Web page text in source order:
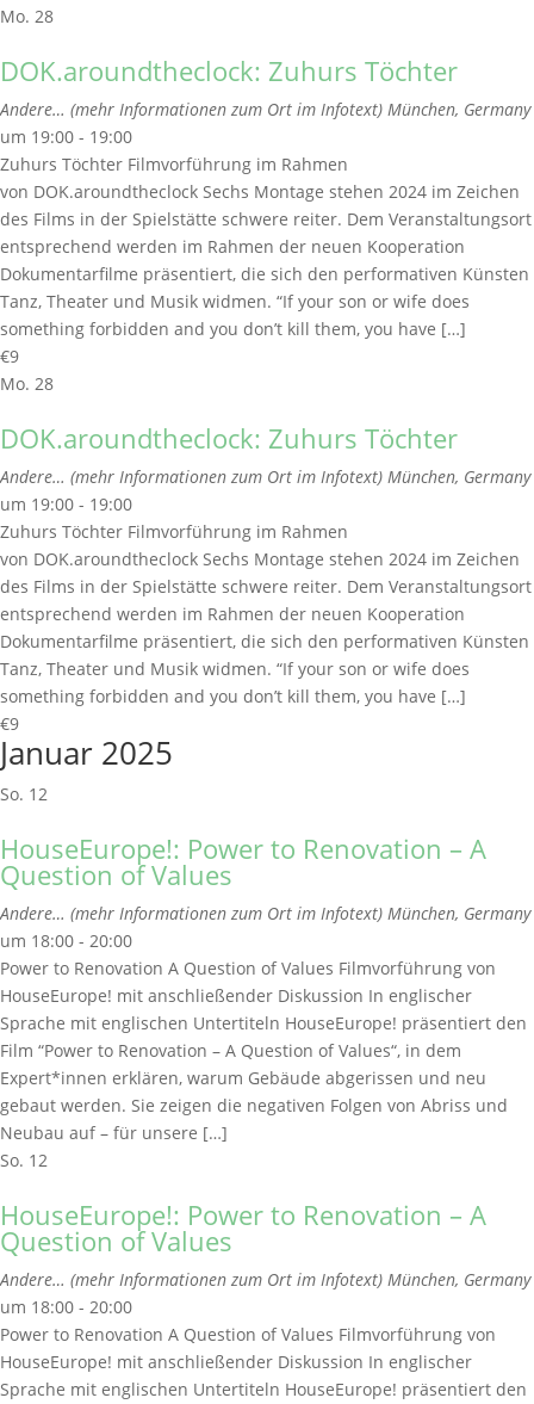
Mo. 28
DOK.aroundtheclock: Zuhurs Töchter
Andere… (mehr Informationen zum Ort im Infotext) München, Germany
um 19:00 - 19:00
Zuhurs Töchter Filmvorführung im Rahmen
von DOK.aroundtheclock Sechs Montage stehen 2024 im Zeichen
des Films in der Spielstätte schwere reiter. Dem Veranstaltungsort
entsprechend werden im Rahmen der neuen Kooperation
Dokumentarfilme präsentiert, die sich den performativen Künsten
Tanz, Theater und Musik widmen. “If your son or wife does
something forbidden and you don’t kill them, you have […]
€9
Mo. 28
DOK.aroundtheclock: Zuhurs Töchter
Andere… (mehr Informationen zum Ort im Infotext) München, Germany
um 19:00 - 19:00
Zuhurs Töchter Filmvorführung im Rahmen
von DOK.aroundtheclock Sechs Montage stehen 2024 im Zeichen
des Films in der Spielstätte schwere reiter. Dem Veranstaltungsort
entsprechend werden im Rahmen der neuen Kooperation
Dokumentarfilme präsentiert, die sich den performativen Künsten
Tanz, Theater und Musik widmen. “If your son or wife does
something forbidden and you don’t kill them, you have […]
€9
Januar 2025
So. 12
HouseEurope!: Power to Renovation – A
Question of Values
Andere… (mehr Informationen zum Ort im Infotext) München, Germany
um 18:00 - 20:00
Power to Renovation A Question of Values Filmvorführung von
HouseEurope! mit anschließender Diskussion In englischer
Sprache mit englischen Untertiteln HouseEurope! präsentiert den
Film “Power to Renovation – A Question of Values“, in dem
Expert*innen erklären, warum Gebäude abgerissen und neu
gebaut werden. Sie zeigen die negativen Folgen von Abriss und
Neubau auf – für unsere […]
So. 12
HouseEurope!: Power to Renovation – A
Question of Values
Andere… (mehr Informationen zum Ort im Infotext) München, Germany
um 18:00 - 20:00
Power to Renovation A Question of Values Filmvorführung von
HouseEurope! mit anschließender Diskussion In englischer
Sprache mit englischen Untertiteln HouseEurope! präsentiert den